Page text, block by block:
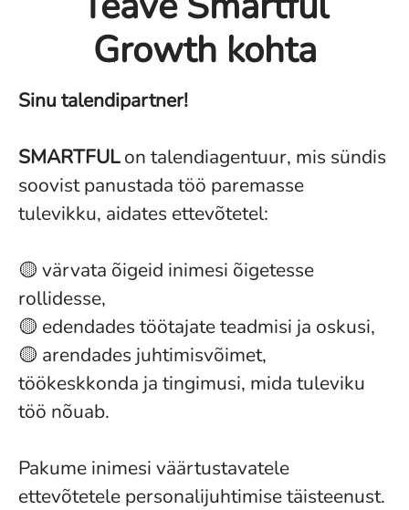
Growth kohta
Sinu talendipartner!
SMARTFULon talendiagentuur, mis sündis
soovist panustada töö paremasse
tulevikku, aidates ettevõtetel:
🟡 värvata õigeid inimesi õigetesse
rollidesse,
🟡 edendades töötajate teadmisi ja oskusi,
🟡 arendades juhtimisvõimet,
töökeskkonda ja tingimusi, mida tuleviku
töö nõuab.
Pakume inimesi väärtustavatele
ettevõtetele personalijuhtimise täisteenust.